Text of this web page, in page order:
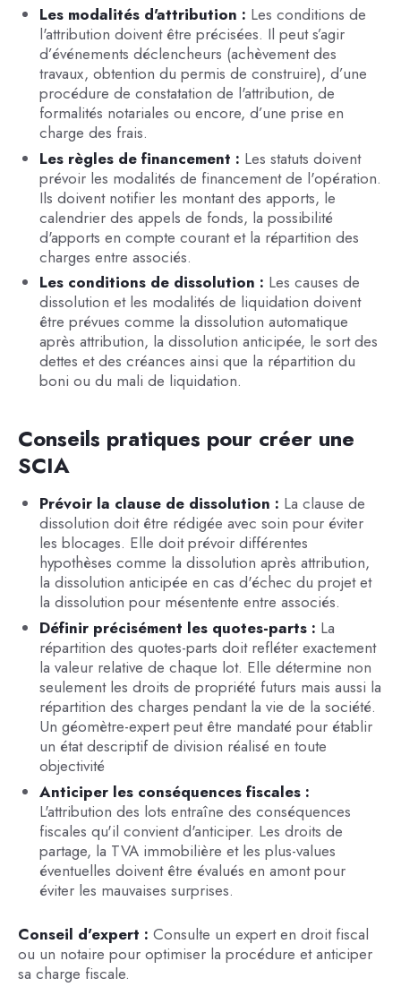
Les modalités d'attribution : Les conditions de
l'attribution doivent être précisées. Il peut s’agir
d’événements déclencheurs (achèvement des
travaux, obtention du permis de construire), d’une
procédure de constatation de l'attribution, de
formalités notariales ou encore, d’une prise en
charge des frais.
Les règles de financement : Les statuts doivent
prévoir les modalités de financement de l'opération.
Ils doivent notifier les montant des apports, le
calendrier des appels de fonds, la possibilité
d'apports en compte courant et la répartition des
charges entre associés.
Les conditions de dissolution : Les causes de
dissolution et les modalités de liquidation doivent
être prévues comme la dissolution automatique
après attribution, la dissolution anticipée, le sort des
dettes et des créances ainsi que la répartition du
boni ou du mali de liquidation.
Conseils pratiques pour créer une
SCIA
Prévoir la clause de dissolution : La clause de
dissolution doit être rédigée avec soin pour éviter
les blocages. Elle doit prévoir différentes
hypothèses comme la dissolution après attribution,
la dissolution anticipée en cas d'échec du projet et
la dissolution pour mésentente entre associés.
Définir précisément les quotes-parts : La
répartition des quotes-parts doit refléter exactement
la valeur relative de chaque lot. Elle détermine non
seulement les droits de propriété futurs mais aussi la
répartition des charges pendant la vie de la société.
Un géomètre-expert peut être mandaté pour établir
un état descriptif de division réalisé en toute
objectivité
Anticiper les conséquences fiscales :
L'attribution des lots entraîne des conséquences
fiscales qu'il convient d'anticiper. Les droits de
partage, la TVA immobilière et les plus-values
éventuelles doivent être évalués en amont pour
éviter les mauvaises surprises.
Conseil d'expert : Consulte un expert en droit fiscal
ou un notaire pour optimiser la procédure et anticiper
sa charge fiscale.